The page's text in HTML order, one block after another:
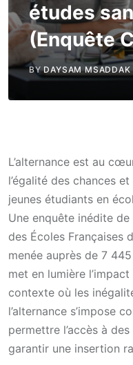
études
(Enquête
BYDAYSAM MSADDAK
L’alternance est au
l’égalité des chances
jeunes étudiants en
Une enquête inédite
des Écoles Françaises
menée auprès de 7
met en lumière
contexte où les
l’alternance s’impose
permettre l’accès à
garantir une insertion